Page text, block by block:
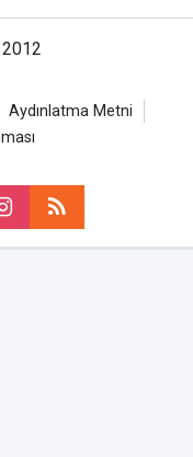
Aydınlatma Metni